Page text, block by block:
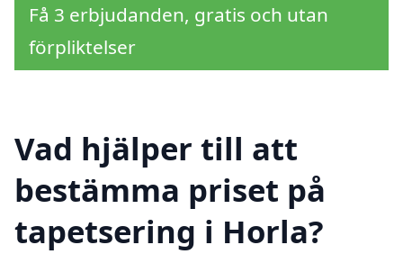
Få 3 erbjudanden, gratis och utan
förpliktelser
Vad hjälper till att
bestämma priset på
tapetsering i Horla?